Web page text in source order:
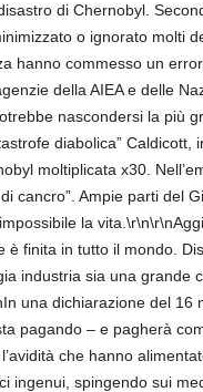
di Chernobyl.
o ignorato molti
hanno commesso un
della AIEA e delle
nascondersi la più
diabolica” Caldicott,
moltiplicata x30.
cancro”. Ampie parti del
la
è finita in tutto il mondo.
industria sia una grande
una dichiarazione del 16
pagando – e pagherà
che hanno
ingenui, spingendo sui